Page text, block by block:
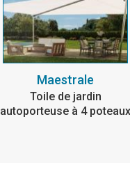
Maestrale
Toile de jardin
autoporteuse à 4 poteaux